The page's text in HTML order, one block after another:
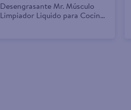
Desengrasante Mr. Músculo
Limpiador Liquido para Cocinas